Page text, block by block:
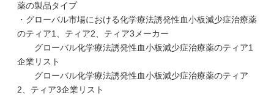
薬の製品タイプ
・グローバル市場における化学療法誘発性血小板減少症治療薬
のティア1、ティア2、ティア3メーカー
グローバル化学療法誘発性血小板減少症治療薬のティア1
企業リスト
グローバル化学療法誘発性血小板減少症治療薬のティア
2、ティア3企業リスト